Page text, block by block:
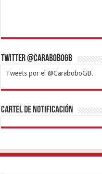
Twitter @CaraboboGB
Tweets por el @CaraboboGB.
1xbetBetturkeyBetistKralbet
https://mvbcasino.com/
Cartel de Notificación